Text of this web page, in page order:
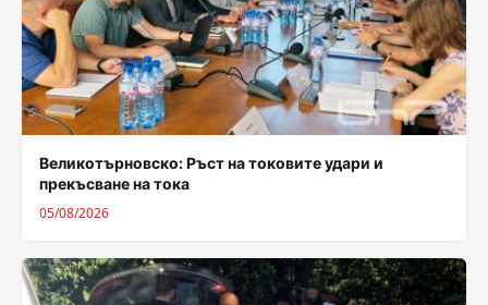
Великотърновско: Ръст на токовите удари и
прекъсване на тока
05/08/2026